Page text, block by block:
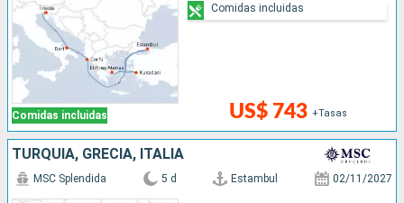
Comidas incluidas US$ 743 +Tasas
Comidas incluidas
TURQUÍA, GRECIA, ITALIA
MSC Splendida 5 d Estambul 02/11/2027